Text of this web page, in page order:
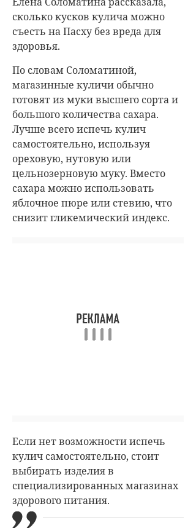
сколько кусков кулича можно
съесть на Пасху без вреда для
здоровья.
По словам Соломатиной,
магазинные куличи обычно
готовят из муки высшего сорта и
большого количества сахара.
Лучше всего испечь кулич
самостоятельно, используя
ореховую, нутовую или
цельнозерновую муку. Вместо
сахара можно использовать
яблочное пюре или стевию, что
снизит гликемический индекс.
Если нет возможности испечь
кулич самостоятельно, стоит
выбирать изделия в
специализированных магазинах
здорового питания.